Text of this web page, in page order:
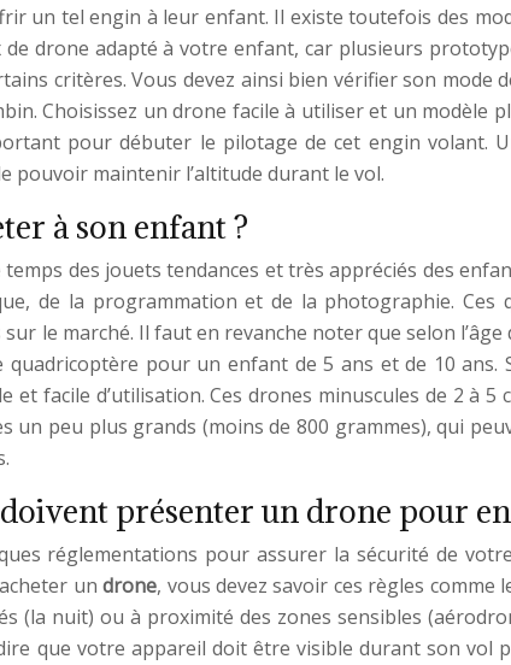
un tel engin à leur enfant. Il existe toutefois des
drone adapté à votre enfant, car plusieurs
critères. Vous devez ainsi bien vérifier son
Choisissez un drone facile à utiliser et un modèle
pour débuter le pilotage de cet engin volant.
pouvoir maintenir l’altitude durant le vol.
à son enfant ?
des jouets tendances et très appréciés des
de la programmation et de la photographie.
le marché. Il faut en revanche noter que selon
quadricoptère pour un enfant de 5 ans et de 10
et facile d’utilisation. Ces drones minuscules de 2
un peu plus grands (moins de 800 grammes), qui
présenter un drone pour
réglementations pour assurer la sécurité de
undrone, vous devez savoir ces règles comme
(la nuit) ou à proximité des zones sensibles
que votre appareil doit être visible durant son vol